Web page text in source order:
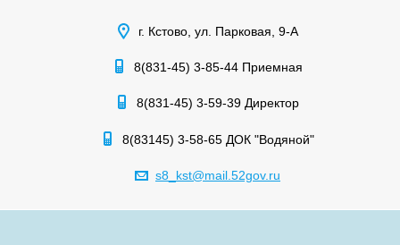
г. Кстово, ул. Парковая, 9-А
8(831-45) 3-85-44 Приемная
8(831-45) 3-59-39 Директор
8(83145) 3-58-65 ДОК "Водяной"
s8_kst@mail.52gov.ru